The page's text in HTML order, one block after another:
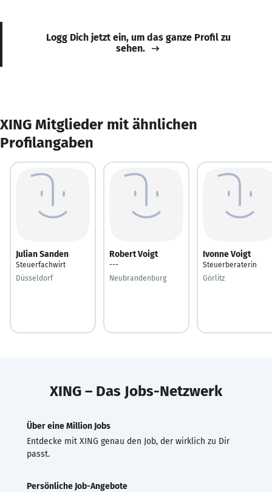
Logg Dich jetzt ein, um das ganze Profil zu
sehen.
XING Mitglieder mit ähnlichen
Profilangaben
Julian Sanden
Steuerfachwirt
Düsseldorf
Robert Voigt
---
Neubrandenburg
Ivonne Voigt
Steuerberaterin
Görlitz
XING – Das Jobs-Netzwerk
Über eine Million Jobs
Entdecke mit XING genau den Job, der wirklich zu Dir
passt.
Persönliche Job-Angebote